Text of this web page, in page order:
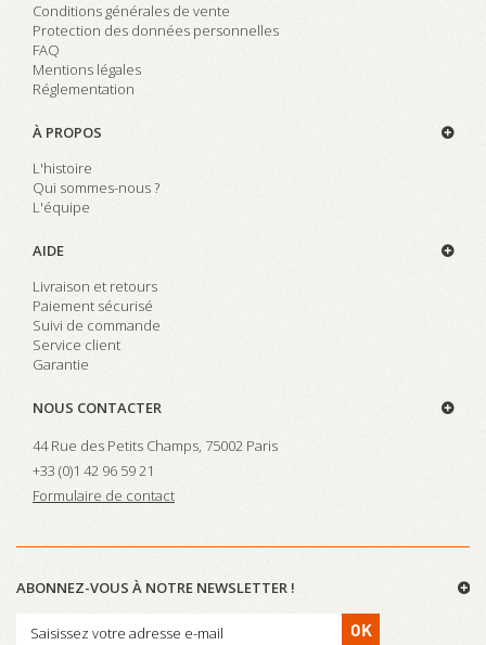
Conditions générales de vente
Protection des données personnelles
FAQ
Mentions légales
Réglementation
À PROPOS
L'histoire
Qui sommes-nous ?
L'équipe
AIDE
Livraison et retours
Paiement sécurisé
Suivi de commande
Service client
Garantie
NOUS CONTACTER
44 Rue des Petits Champs, 75002 Paris
+33 (0)1 42 96 59 21
Formulaire de contact
ABONNEZ-VOUS À NOTRE NEWSLETTER !
OK